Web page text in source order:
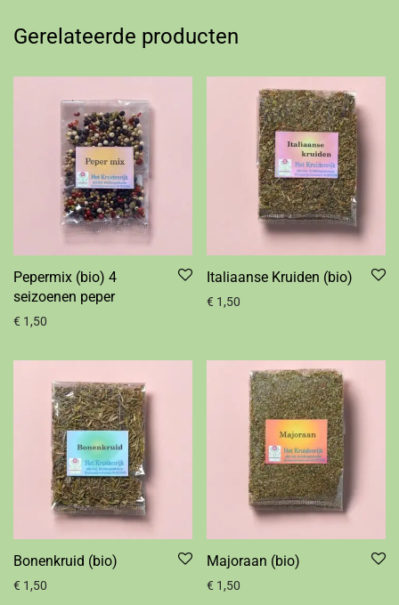
Gerelateerde producten
Pepermix (bio) 4
seizoenen peper
€ 1,50
Italiaanse Kruiden (bio)
€ 1,50
Bonenkruid (bio)
€ 1,50
Majoraan (bio)
€ 1,50